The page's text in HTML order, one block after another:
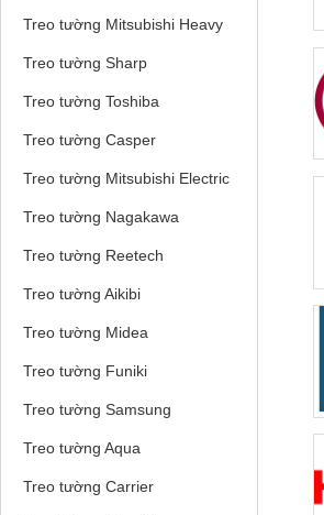
Treo tường Mitsubishi Heavy
Treo tường Sharp
Treo tường Toshiba
Treo tường Casper
Treo tường Mitsubishi Electric
Treo tường Nagakawa
Treo tường Reetech
Treo tường Aikibi
Treo tường Midea
Treo tường Funiki
Treo tường Samsung
Treo tường Aqua
Treo tường Carrier